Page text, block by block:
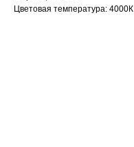
Цветовая температура: 4000К